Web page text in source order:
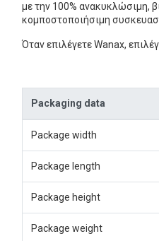
με την 100% ανακυκλώσιμη,
κομποστοποιήσιμη
Όταν επιλέγετε Wanax,
Packaging data
Package width
Package length
Package height
Package weight